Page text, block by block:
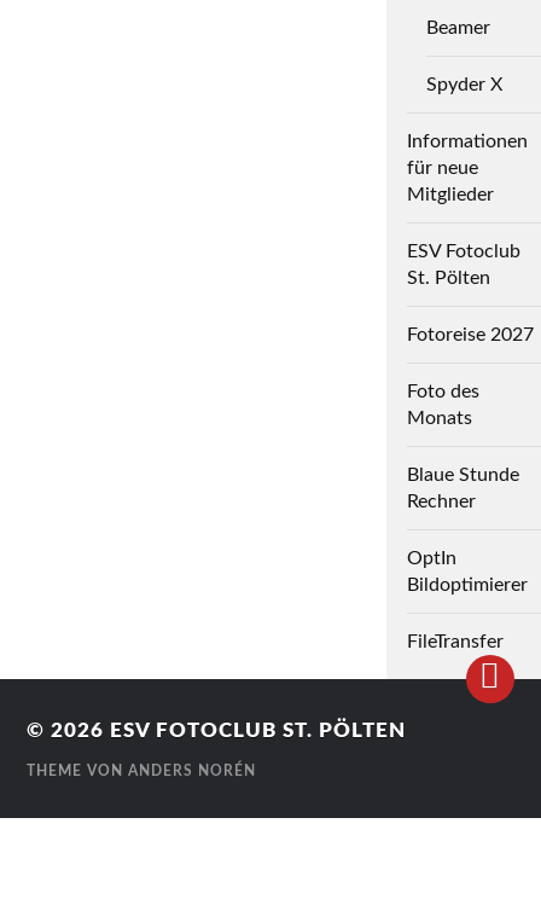
Beamer
Spyder X
Informationen
für neue
Mitglieder
ESV Fotoclub
St. Pölten
Fotoreise 2027
Foto des
Monats
Blaue Stunde
Rechner
OptIn
Bildoptimierer
FileTransfer
© 2026 ESV FOTOCLUB ST. PÖLTEN
THEME VONANDERS NORÉN